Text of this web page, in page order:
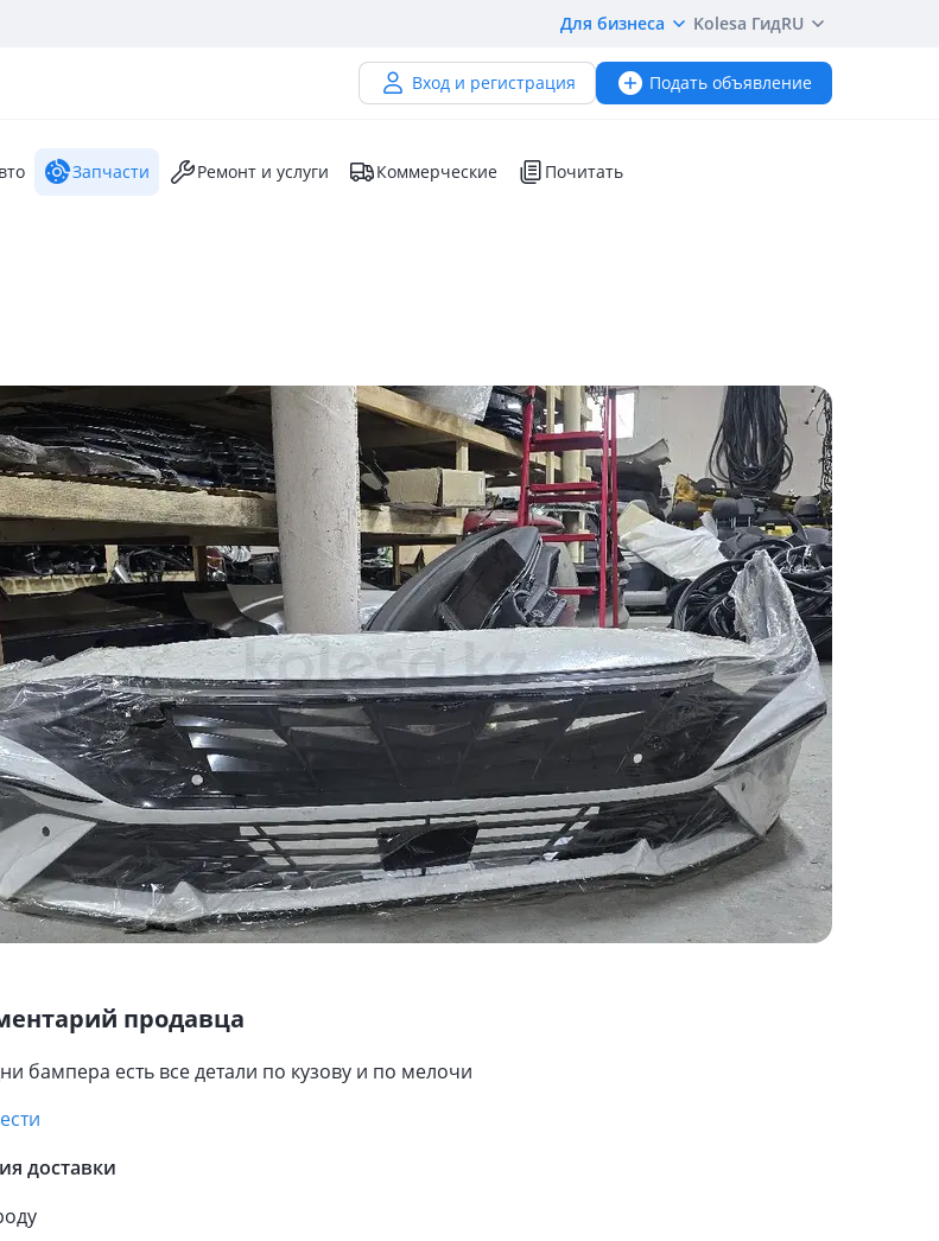
Для бизнеса Kolesa ГидRU
Вход и регистрация Подать объявление
Запчасти Ремонт и услуги Коммерческие Почитать
продавца
бампера есть все детали по кузову и по мелочи
доставки